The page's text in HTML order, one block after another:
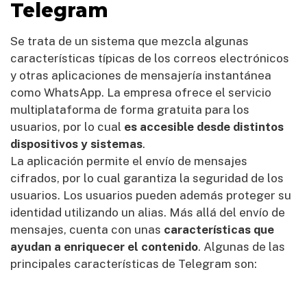
Telegram
Se trata de un sistema que mezcla algunas
características típicas de los correos electrónicos
y otras aplicaciones de mensajería instantánea
como WhatsApp. La empresa ofrece el servicio
multiplataforma de forma gratuita para los
usuarios, por lo cual es accesible desde distintos
dispositivos y sistemas.
La aplicación permite el envío de mensajes
cifrados, por lo cual garantiza la seguridad de los
usuarios. Los usuarios pueden además proteger su
identidad utilizando un alias. Más allá del envío de
mensajes, cuenta con unas características que
ayudan a enriquecer el contenido. Algunas de las
principales características de Telegram son: